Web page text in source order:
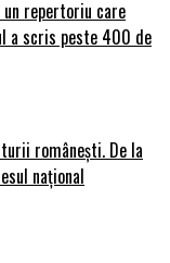
repertoriu care
a scris peste 400 de
românești. De la
național